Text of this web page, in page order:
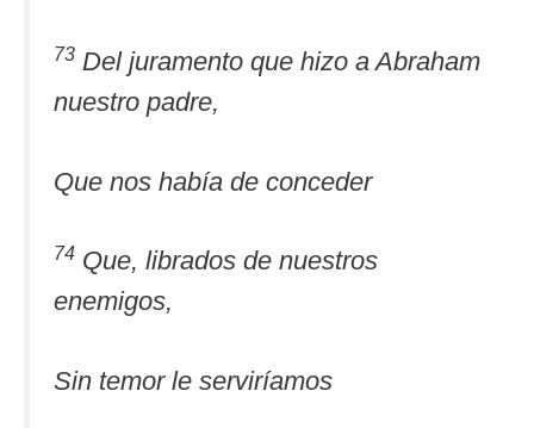
73 Del juramento que hizo a Abraham
nuestro padre,
Que nos había de conceder
74 Que, librados de nuestros
enemigos,
Sin temor le serviríamos